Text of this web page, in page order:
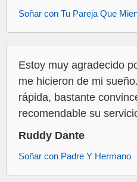
Soñar con Tu Pareja Que
Estoy muy agradecido
me hicieron de mi
rápida, bastante
recomendable su
Ruddy Dante
Soñar con Padre Y Hermano